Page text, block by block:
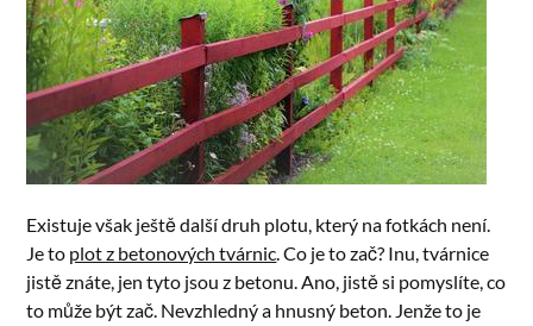
Existuje však ještě další druh plotu, který na fotkách není.
Je to plot z betonových tvárnic. Co je to zač? Inu, tvárnice
jistě znáte, jen tyto jsou z betonu. Ano, jistě si pomyslíte, co
to může být zač. Nevzhledný a hnusný beton. Jenže to je